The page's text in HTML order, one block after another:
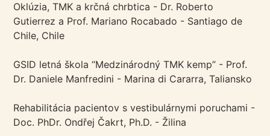
Oklúzia, TMK a krčná chrbtica - Dr. Roberto
Gutierrez a Prof. Mariano Rocabado - Santiago de
Chile, Chile
GSID letná škola “Medzinárodný TMK kemp” - Prof.
Dr. Daniele Manfredini - Marina di Cararra, Taliansko
Rehabilitácia pacientov s vestibulárnymi poruchami -
Doc. PhDr. Ondřej Čakrt, Ph.D. - Žilina